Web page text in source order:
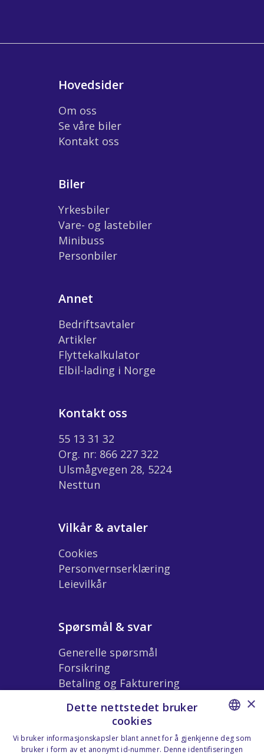
Hovedsider
Om oss
Se våre biler
Kontakt oss
Biler
Yrkesbiler
Vare- og lastebiler
Minibuss
Personbiler
Annet
Bedriftsavtaler
Artikler
Flyttekalkulator
Elbil-lading i Norge
Kontakt oss
55 13 31 32
Org. nr: 866 227 322
Ulsmågvegen 28, 5224
Nesttun
Vilkår & avtaler
Cookies
Personvernserklæring
Leievilkår
Spørsmål & svar
Generelle spørsmål
Forsikring
Betaling og Fakturering
Leiebetingelser
NORWEGIAN
×
Dette nettstedet bruker
cookies
Vi bruker informasjonskapsler blant annet for å gjenkjenne deg som
bruker i form av et anonymt id-nummer. Denne identifiseringen